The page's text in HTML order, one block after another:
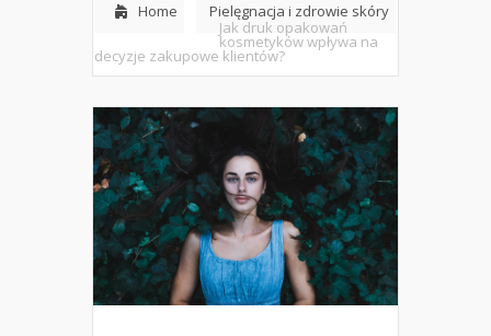
Home
Pielęgnacja i zdrowie skóry
Jak druk opakowań
kosmetyków wpływa na
decyzje zakupowe klientów?